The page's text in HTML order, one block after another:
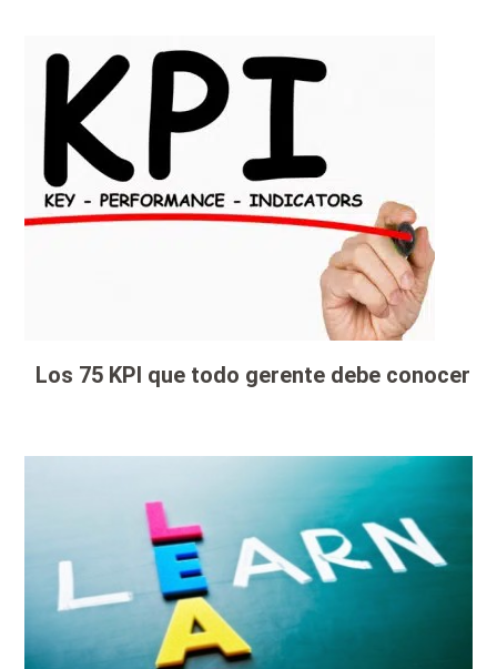
Los 75 KPI que todo gerente debe conocer